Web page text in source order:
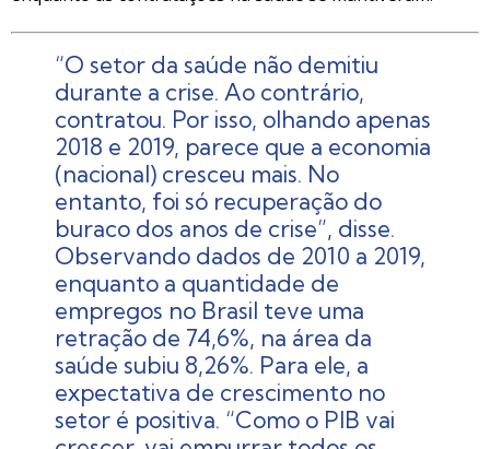
“O setor da saúde não demitiu
durante a crise. Ao contrário,
contratou. Por isso, olhando apenas
2018 e 2019, parece que a economia
(nacional) cresceu mais. No
entanto, foi só recuperação do
buraco dos anos de crise”, disse.
Observando dados de 2010 a 2019,
enquanto a quantidade de
empregos no Brasil teve uma
retração de 74,6%, na área da
saúde subiu 8,26%. Para ele, a
expectativa de crescimento no
setor é positiva. “Como o PIB vai